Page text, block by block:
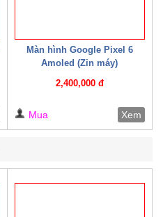
Màn hình Google Pixel 6
Amoled (Zin máy)
2,400,000 đ
Mua Xem